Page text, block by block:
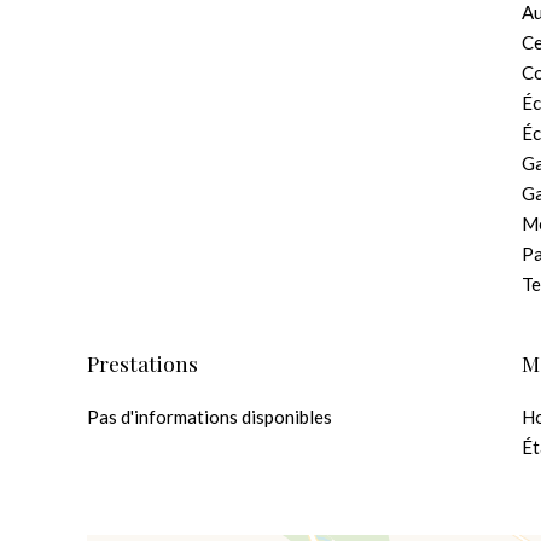
Prestations
Pas d'informations disponibles